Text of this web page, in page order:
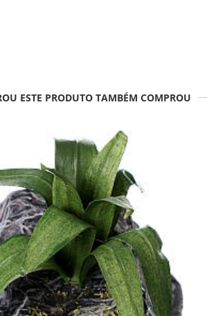
ESTE PRODUTO TAMBÉM COMPROU